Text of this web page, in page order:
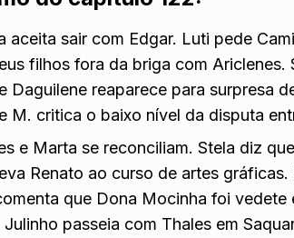
aceita sair com Edgar. Luti pede
filhos fora da briga com
Daguilene reaparece para surpresa
M. critica o baixo nível da disputa
e Marta se reconciliam. Stela diz
Renato ao curso de artes
que Dona Mocinha foi
Julinho passeia com Thales em